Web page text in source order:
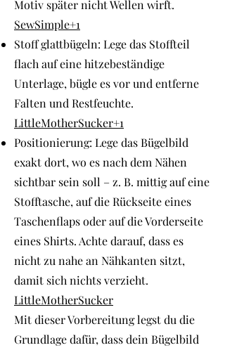
Motiv später nicht Wellen wirft.
SewSimple+1
Stoff glattbügeln: Lege das Stoffteil
flach auf eine hitzebeständige
Unterlage, bügle es vor und entferne
Falten und Restfeuchte.
LittleMotherSucker+1
Positionierung: Lege das Bügelbild
exakt dort, wo es nach dem Nähen
sichtbar sein soll – z. B. mittig auf eine
Stofftasche, auf die Rückseite eines
Taschenflaps oder auf die Vorderseite
eines Shirts. Achte darauf, dass es
nicht zu nahe an Nähkanten sitzt,
damit sich nichts verzieht.
LittleMotherSucker
Mit dieser Vorbereitung legst du die
Grundlage dafür, dass dein Bügelbild